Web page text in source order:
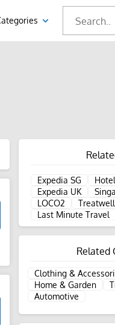
Expedia SG
Expedia UK
LOCO2
Treatwell
Last Minute Travel
Related
Clothing &
Home & Garden
Automotive